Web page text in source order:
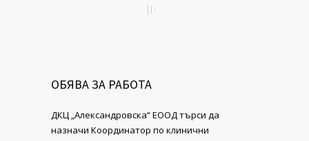
ОБЯВА ЗА РАБОТА
ДКЦ „Александровска“ ЕООД търси да
назначи Координатор по клинични